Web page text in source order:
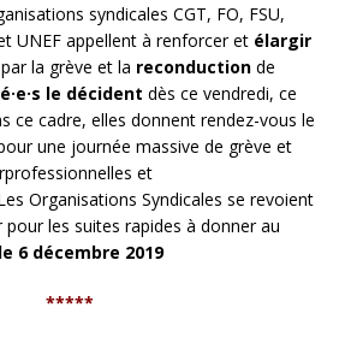
syndicales CGT, FO, FSU,
UNEF appellent à renforcer et élargir
la grève et la reconduction de
le décident dès ce vendredi, ce
ce cadre, elles donnent rendez-vous le
une journée massive de grève et
et
Organisations Syndicales se revoient
les suites rapides à donner au
6 décembre 2019
*****